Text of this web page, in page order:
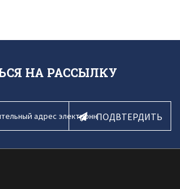
НА РАССЫЛКУ
ПОДВТЕРДИТЬ